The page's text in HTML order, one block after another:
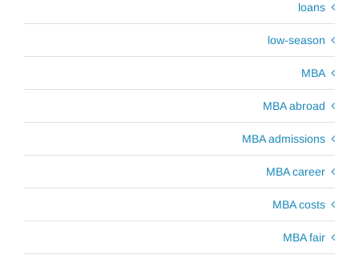
loans
low-season
MBA
MBA abroad
MBA admissions
MBA career
MBA costs
MBA fair